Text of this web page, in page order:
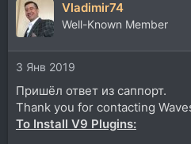
к
ц
и
и
:
Vladimir74
Well-Known Member
3 Янв 2019
Пришёл ответ из саппорт.
Thank you for contacting
To Install V9 Plugins: